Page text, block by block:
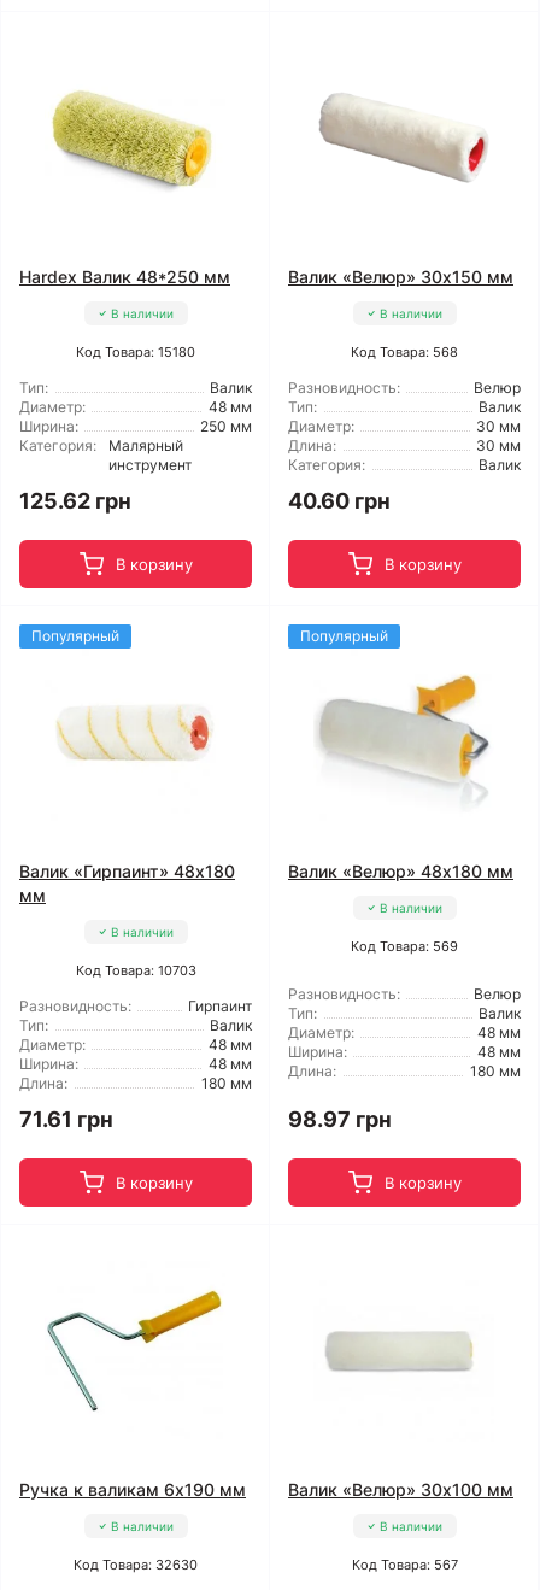
Hardex Валик 48*250 мм
В наличии
Код Товара: 15180
Тип:
Валик
Диаметр:
48 мм
Ширина:
250 мм
Категория:
Малярный
инструмент
125.62 грн
В корзину
Валик «Велюр» 30x150 мм
В наличии
Код Товара: 568
Разновидность:
Велюр
Тип:
Валик
Диаметр:
30 мм
Длина:
30 мм
Категория:
Валик
40.60 грн
В корзину
Популярный
Валик «Гирпаинт» 48x180
мм
В наличии
Код Товара: 10703
Разновидность:
Гирпаинт
Тип:
Валик
Диаметр:
48 мм
Ширина:
48 мм
Длина:
180 мм
71.61 грн
В корзину
Популярный
Валик «Велюр» 48x180 мм
В наличии
Код Товара: 569
Разновидность:
Велюр
Тип:
Валик
Диаметр:
48 мм
Ширина:
48 мм
Длина:
180 мм
98.97 грн
В корзину
Ручка к валикам 6x190 мм
В наличии
Код Товара: 32630
Валик «Велюр» 30x100 мм
В наличии
Код Товара: 567